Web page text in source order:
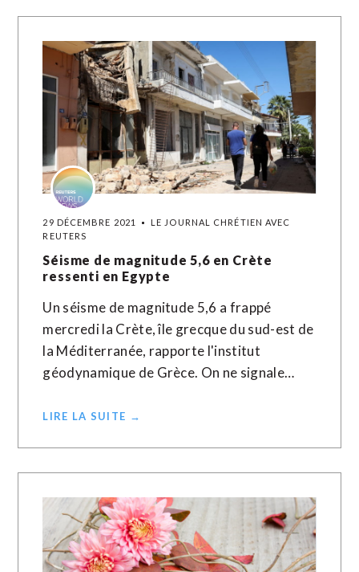
29 DÉCEMBRE 2021
LE JOURNAL CHRÉTIEN AVEC
REUTERS
Séisme de magnitude 5,6 en Crète
ressenti en Egypte
Un séisme de magnitude 5,6 a frappé
mercredi la Crète, île grecque du sud-est de
la Méditerranée, rapporte l'institut
géodynamique de Grèce. On ne signale…
LIRE LA SUITE →